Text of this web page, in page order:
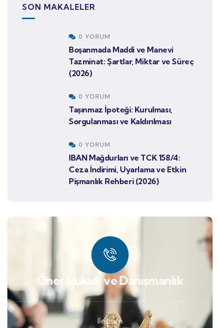
SON MAKALELER
0 YORUM
Boşanmada Maddi ve Manevi
Tazminat: Şartlar, Miktar ve Süreç
(2026)
0 YORUM
Taşınmaz İpoteği: Kurulması,
Sorgulanması ve Kaldırılması
0 YORUM
IBAN Mağdurları ve TCK 158/4:
Ceza İndirimi, Uyarlama ve Etkin
Pişmanlık Rehberi (2026)
Öner Hukuk ve Danışmanlık
İletişim